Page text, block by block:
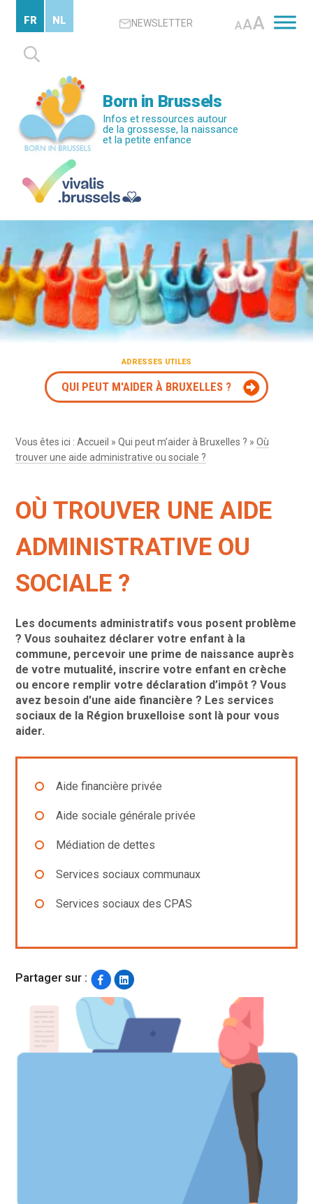
contenu
principal
NEWSLETTER AAA
Rechercher :
FR NL
Born in Brussels
Infos et ressources autour
de la grossesse, la naissance
et la petite enfance
ADRESSES UTILES
QUI PEUT M'AIDER À BRUXELLES ?
Vous êtes ici :Accueil »Qui peut m’aider à Bruxelles ? »Où
trouver une aide administrative ou sociale ?
OÙ TROUVER UNE AIDE
ADMINISTRATIVE OU
SOCIALE ?
Les documents administratifs vous posent problème
? Vous souhaitez déclarer votre enfant à la
commune, percevoir une prime de naissance auprès
de votre mutualité, inscrire votre enfant en crèche
ou encore remplir votre déclaration d’impôt ? Vous
avez besoin d'une aide financière ? Les services
sociaux de la Région bruxelloise sont là pour vous
aider.
Aide financière privée
Aide sociale générale privée
Médiation de dettes
Services sociaux communaux
Services sociaux des CPAS
Partager sur :